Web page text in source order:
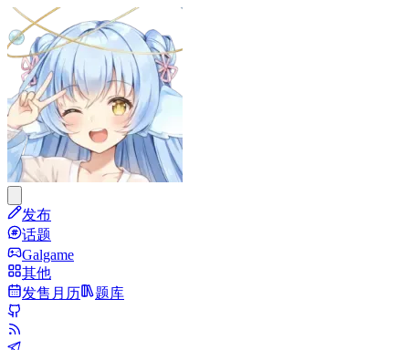
发布
话题
Galgame
其他
发售月历
题库